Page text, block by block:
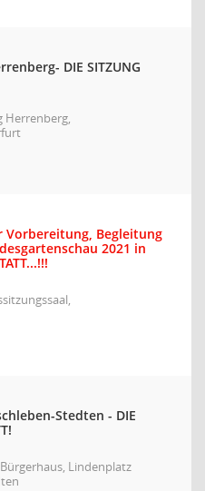
DIE SITZUNG
Herrenberg,
Vorbereitung, Begleitung
2021 in
Stedten - DIE
Lindenplatz